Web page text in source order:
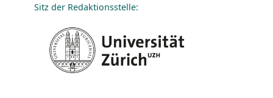
Sitz der Redaktionsstelle: